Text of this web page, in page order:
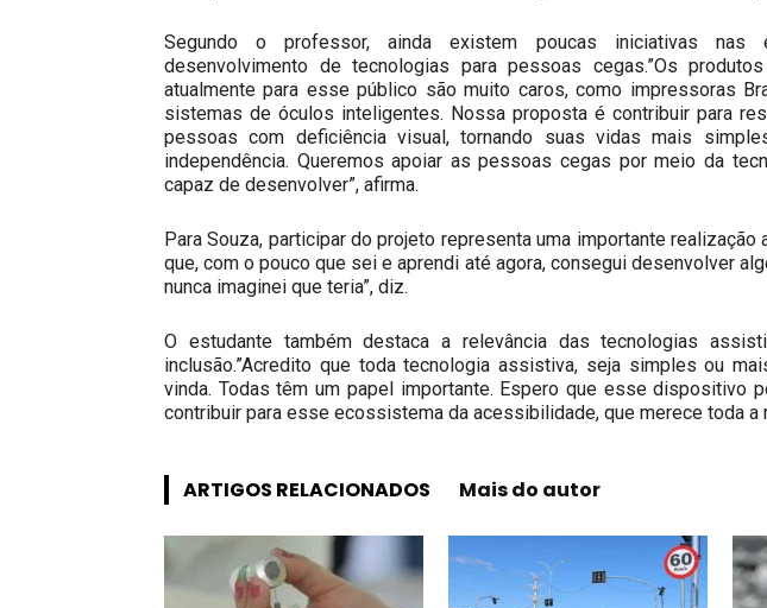
Segundo o professor, ainda existem poucas iniciativas nas
desenvolvimento de tecnologias para pessoas cegas.”Os
atualmente para esse público são muito caros, como impressoras
sistemas de óculos inteligentes. Nossa proposta é contribuir para
pessoas com deficiência visual, tornando suas vidas mais
independência. Queremos apoiar as pessoas cegas por meio da
capaz de desenvolver”, afirma.
Para Souza, participar do projeto representa uma importante realização
que, com o pouco que sei e aprendi até agora, consegui desenvolver
nunca imaginei que teria”, diz.
O estudante também destaca a relevância das tecnologias
inclusão.”Acredito que toda tecnologia assistiva, seja simples ou
vinda. Todas têm um papel importante. Espero que esse dispositivo
contribuir para esse ecossistema da acessibilidade, que merece toda a
ARTIGOS RELACIONADOS Mais do autor